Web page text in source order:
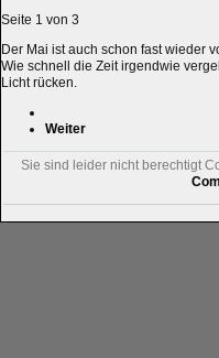
Seite 1 von 3
Der Mai ist auch schon fast wieder
Wie schnell die Zeit irgendwie
Licht rücken.
Weiter
Sie sind leider nicht berechtigt